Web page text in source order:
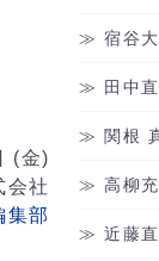
(金)
会社
集部
宿谷
田中
関根
高柳
近藤